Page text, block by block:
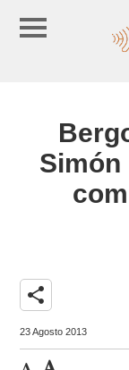
share
23 Agosto 2013